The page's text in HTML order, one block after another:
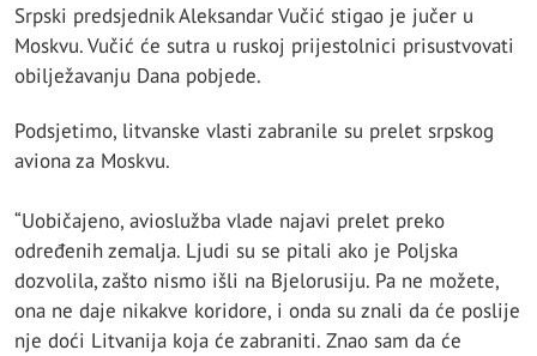
Srpski predsjednik Aleksandar Vučić stigao je jučer u
Moskvu. Vučić će sutra u ruskoj prijestolnici prisustvovati
obilježavanju Dana pobjede.
Podsjetimo, litvanske vlasti zabranile su prelet srpskog
aviona za Moskvu.
“Uobičajeno, avioslužba vlade najavi prelet preko
određenih zemalja. Ljudi su se pitali ako je Poljska
dozvolila, zašto nismo išli na Bjelorusiju. Pa ne možete,
ona ne daje nikakve koridore, i onda su znali da će poslije
nje doći Litvanija koja će zabraniti. Znao sam da će